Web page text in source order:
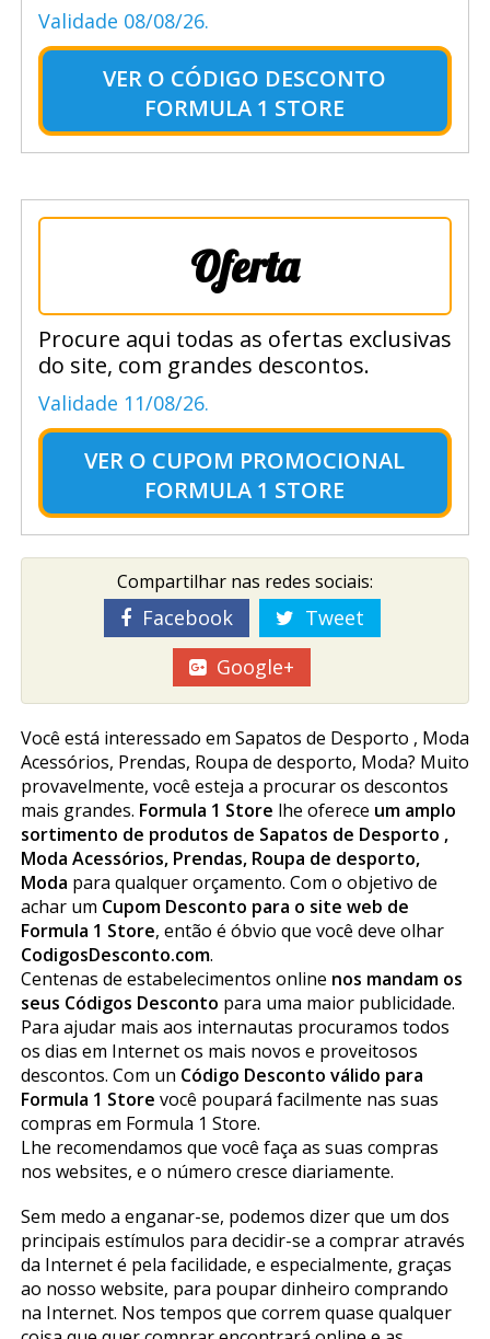
Validade 08/08/26.
VER O CÓDIGO DESCONTO
FORMULA 1 STORE
Oferta
Procure aqui todas as ofertas exclusivas
do site, com grandes descontos.
Validade 11/08/26.
VER O CUPOM PROMOCIONAL
FORMULA 1 STORE
Compartilhar nas redes sociais:
Facebook
Tweet
Google+
Você está interessado em Sapatos de Desporto , Moda
Acessórios, Prendas, Roupa de desporto, Moda? Muito
provavelmente, você esteja a procurar os descontos
mais grandes. Formula 1 Store lhe oferece um amplo
sortimento de produtos de Sapatos de Desporto ,
Moda Acessórios, Prendas, Roupa de desporto,
Moda para qualquer orçamento. Com o objetivo de
achar um Cupom Desconto para o site web de
Formula 1 Store, então é óbvio que você deve olhar
CodigosDesconto.com.
Centenas de estabelecimentos online nos mandam os
seus Códigos Desconto para uma maior publicidade.
Para ajudar mais aos internautas procuramos todos
os dias em Internet os mais novos e proveitosos
descontos. Com un Código Desconto válido para
Formula 1 Store você poupará facilmente nas suas
compras em Formula 1 Store.
Lhe recomendamos que você faça as suas compras
nos websites, e o número cresce diariamente.
Sem medo a enganar-se, podemos dizer que um dos
principais estímulos para decidir-se a comprar através
da Internet é pela facilidade, e especialmente, graças
ao nosso website, para poupar dinheiro comprando
na Internet. Nos tempos que correm quase qualquer